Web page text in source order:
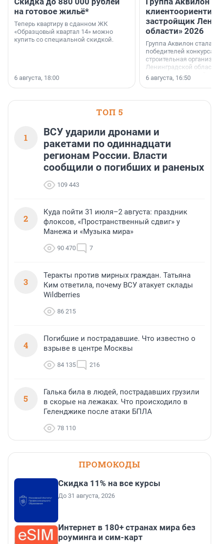
на готовое жильё*
Теперь квартиру в сданном ЖК
«Образцовый квартал 14» можно
купить со специальной скидкой.
6 августа, 18:00
застройщик
области» 2026
Группа Аквилон стала
победителей конкурса
строительная
Ленинградской области
номинации «Самый
застройщик
области».
6 августа, 16:50
ТОП 5
1
ВСУ ударили дронами и
ракетами по одиннадцати
регионам России. Власти
сообщили о погибших и раненых
109 443
2
Куда пойти 31 июля–2 августа: праздник
флоксов, «Пространственный сдвиг» у
Манежа и «Музыка мира»
90 470 7
3
Теракты против мирных граждан. Татьяна
Ким ответила, почему ВСУ атакует склады
Wildberries
86 215
4
Погибшие и пострадавшие. Что известно о
взрыве в центре Москвы
84 135 216
5
Галька била в людей, пострадавших грузили
в скорые на лежаках. Что происходило в
Геленджике после атаки БПЛА
78 110
ПРОМОКОДЫ
Скидка 11% на все курсы
До 31 августа, 2026
Интернет в 180+ странах мира без
роуминга и сим-карт